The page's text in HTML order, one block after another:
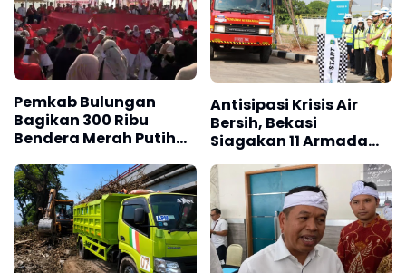
Pemkab Bulungan
Bagikan 300 Ribu
Bendera Merah Putih
Antisipasi Krisis Air
Bersih, Bekasi
Siagakan 11 Armada